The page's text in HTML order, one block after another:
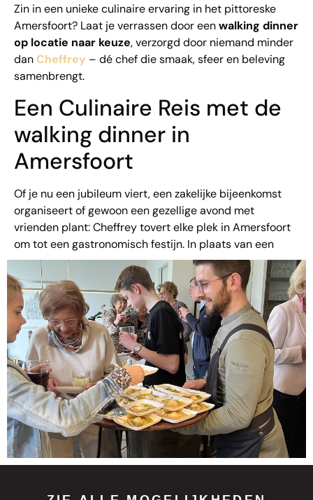
Zin in een unieke culinaire ervaring in het pittoreske
Amersfoort? Laat je verrassen door eenwalking dinner
op locatie naar keuze, verzorgd door niemand minder
danCheffrey – dé chef die smaak, sfeer en beleving
samenbrengt.
Een Culinaire Reis met de
walking dinner in
Amersfoort
Of je nu een jubileum viert, een zakelijke bijeenkomst
organiseert of gewoon een gezellige avond met
vrienden plant: Cheffrey tovert elke plek in Amersfoort
om tot een gastronomisch festijn. In plaats van een
traditioneel diner aan tafel, geniet je bij een walking
dinner van meerdere kleine gerechtjes, die met zorg en
passie worden bereid en geserveerd terwijl je vrij kunt
rondlopen, bijpraten en genieten van de ambiance.
Cheffrey Food: Jouw Privé
Chef op Locatie
wij staat bekend om zijn op maat gemaakte culinaire
ervaringen.Of het nu gaat om een intiem diner thuis,
een bedrijfsfeest of een Walking Dinner, chef Jeffrey de
Vries en zijn team zorgen voor een onvergetelijke avond.
Met aandacht voor detail, seizoensgebonden